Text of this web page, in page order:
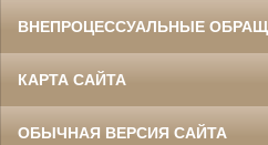
ВНЕПРОЦЕССУАЛЬНЫЕ
КАРТА САЙТА
ОБЫЧНАЯ ВЕРСИЯ САЙТА